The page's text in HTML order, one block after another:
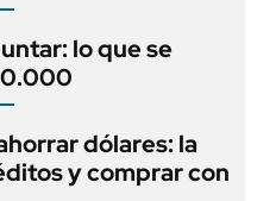
lo que se
dólares: la
y comprar con